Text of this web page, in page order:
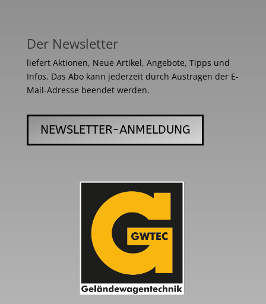
Der Newsletter
liefert Aktionen, Neue Artikel, Angebote, Tipps und
Infos. Das Abo kann jederzeit durch Austragen der E-
Mail-Adresse beendet werden.
NEWSLETTER-ANMELDUNG